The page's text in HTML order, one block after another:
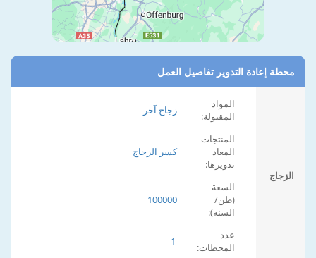
محطة إعادة التدوير تفاصيل العمل
الزجاج
المواد
المقبولة:
زجاج آخر
المنتجات
المعاد
تدويرها:
كسر الزجاج
السعة
(طن/
السنة):
100000
عدد
المحطات:
1